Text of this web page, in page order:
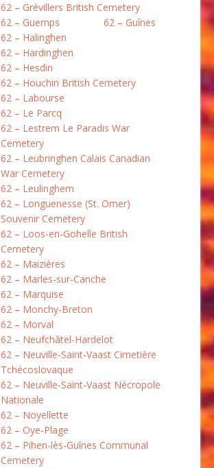
62 – Grévillers British Cemetery
62 – Guemps
62 – Guînes
62 – Halinghen
62 – Hardinghen
62 – Hesdin
62 – Houchin British Cemetery
62 – Labourse
62 – Le Parcq
62 – Lestrem Le Paradis War
Cemetery
62 – Leubringhen Calais Canadian
War Cemetery
62 – Leulinghem
62 – Longuenesse (St. Omer)
Souvenir Cemetery
62 – Loos-en-Gohelle British
Cemetery
62 – Maizières
62 – Marles-sur-Canche
62 – Marquise
62 – Monchy-Breton
62 – Morval
62 – Neufchâtel-Hardelot
62 – Neuville-Saint-Vaast Cimetière
Tchécoslovaque
62 – Neuville-Saint-Vaast Nécropole
Nationale
62 – Noyellette
62 – Oye-Plage
62 – Pihen-lès-Guînes Communal
Cemetery